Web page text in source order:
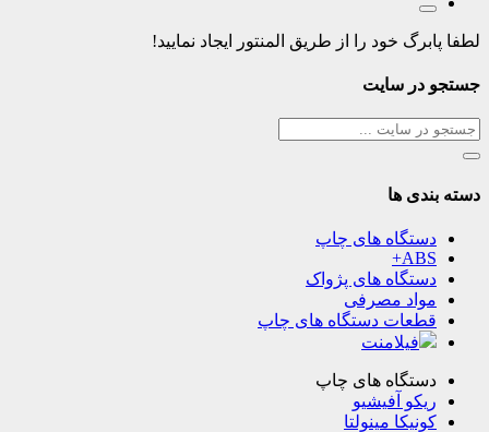
لطفا پابرگ خود را از طریق المنتور ایجاد نمایید!
جستجو در سایت
دسته بندی ها
دستگاه های چاپ
ABS+
دستگاه های پژواک
مواد مصرفی
قطعات دستگاه های چاپ
فیلامنت
دستگاه های چاپ
ریکو آفیشیو
کونیکا مینولتا